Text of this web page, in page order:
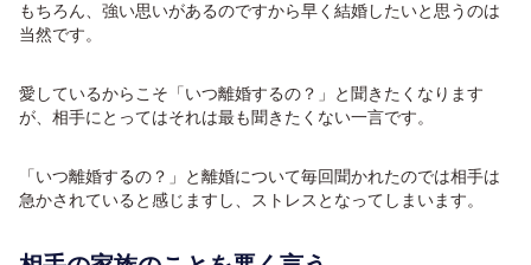
もちろん、強い思いがあるのですから早く結婚したいと思うのは
当然です。
愛しているからこそ「いつ離婚するの？」と聞きたくなります
が、相手にとってはそれは最も聞きたくない一言です。
「いつ離婚するの？」と離婚について毎回聞かれたのでは相手は
急かされていると感じますし、ストレスとなってしまいます。